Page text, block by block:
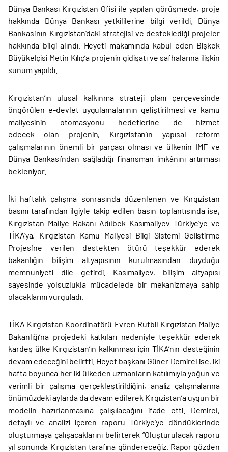
Dünya Bankası Kırgızistan Ofisi ile yapılan görüşmede, proje
hakkında Dünya Bankası yetkililerine bilgi verildi. Dünya
Bankası’nın Kırgızistan’daki stratejisi ve desteklediği projeler
hakkında bilgi alındı. Heyeti makamında kabul eden Bişkek
Büyükelçisi Metin Kılıç’a projenin gidişatı ve safhalarına ilişkin
sunum yapıldı.
Kırgızistan’ın ulusal kalkınma strateji planı çerçevesinde
öngörülen e-devlet uygulamalarının geliştirilmesi ve kamu
maliyesinin otomasyonu hedeflerine de hizmet
edecek olan projenin, Kırgızistan’ın yapısal reform
çalışmalarının önemli bir parçası olması ve ülkenin IMF ve
Dünya Bankası’ndan sağladığı finansman imkânını artırması
bekleniyor.
İki haftalık çalışma sonrasında düzenlenen ve Kırgızistan
basını tarafından ilgiyle takip edilen basın toplantısında ise,
Kırgızistan Maliye Bakanı Adılbek Kasımaliyev Türkiye'ye ve
TİKA’ya, Kırgızistan Kamu Maliyesi Bilgi Sistemi Geliştirme
Projesi'ne verilen destekten ötürü teşekkür ederek
bakanlığın bilişim altyapısının kurulmasından duyduğu
memnuniyeti dile getirdi. Kasımaliyev, bilişim altyapısı
sayesinde yolsuzlukla mücadelede bir mekanizmaya sahip
olacaklarını vurguladı.
TİKA Kırgızistan Koordinatörü Evren Rutbil Kırgızistan Maliye
Bakanlığı’na projedeki katkıları nedeniyle teşekkür ederek
kardeş ülke Kırgızistan’ın kalkınması için TİKA’nın desteğinin
devam edeceğini belirtti. Heyet başkanı Güner Demirel ise, iki
hafta boyunca her iki ülkeden uzmanların katılımıyla yoğun ve
verimli bir çalışma gerçekleştirildiğini, analiz çalışmalarına
önümüzdeki aylarda da devam edilerek Kırgızistan’a uygun bir
modelin hazırlanmasına çalışılacağını ifade etti. Demirel,
detaylı ve analizi içeren raporu Türkiye’ye döndüklerinde
oluşturmaya çalışacaklarını belirterek “Oluşturulacak raporu
yıl sonunda Kırgızistan tarafına göndereceğiz. Rapor gözden